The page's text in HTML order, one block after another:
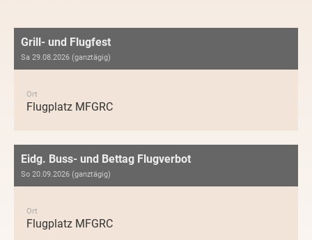
Grill- und Flugfest
Sa 29.08.2026 (ganztägig)
Ort
Flugplatz MFGRC
Eidg. Buss- und Bettag Flugverbot
So 20.09.2026 (ganztägig)
Ort
Flugplatz MFGRC